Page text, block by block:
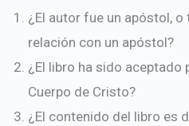
¿El autor fue un apóstol, o
relación con un apóstol?
¿El libro ha sido aceptado
Cuerpo de Cristo?
¿El contenido del libro es